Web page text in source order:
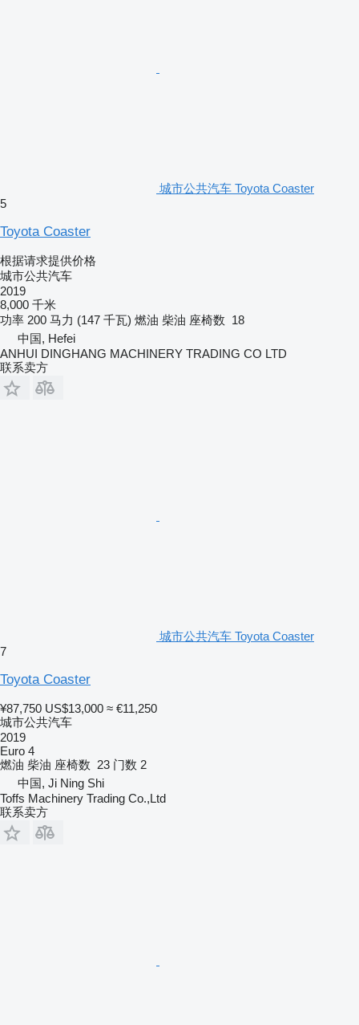
城市公共汽车 Toyota Coaster
5
Toyota Coaster
根据请求提供价格
城市公共汽车
2019
8,000 千米
功率 200 马力 (147 千瓦) 燃油 柴油 座椅数 18
中国, Hefei
ANHUI DINGHANG MACHINERY TRADING CO LTD
联系卖方
城市公共汽车 Toyota Coaster
7
Toyota Coaster
¥87,750 US$13,000 ≈ €11,250
城市公共汽车
2019
Euro 4
燃油 柴油 座椅数 23 门数 2
中国, Ji Ning Shi
Toffs Machinery Trading Co.,Ltd
联系卖方